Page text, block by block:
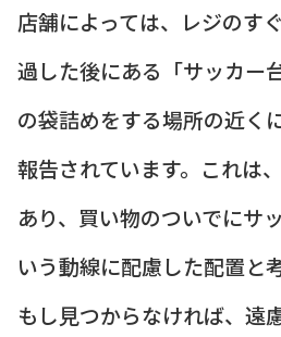
店舗によっては、レジのす
過した後にある「サッカー
の袋詰めをする場所の近く
報告されています。これは
あり、買い物のついでにサ
いう動線に配慮した配置と
もし見つからなければ、遠